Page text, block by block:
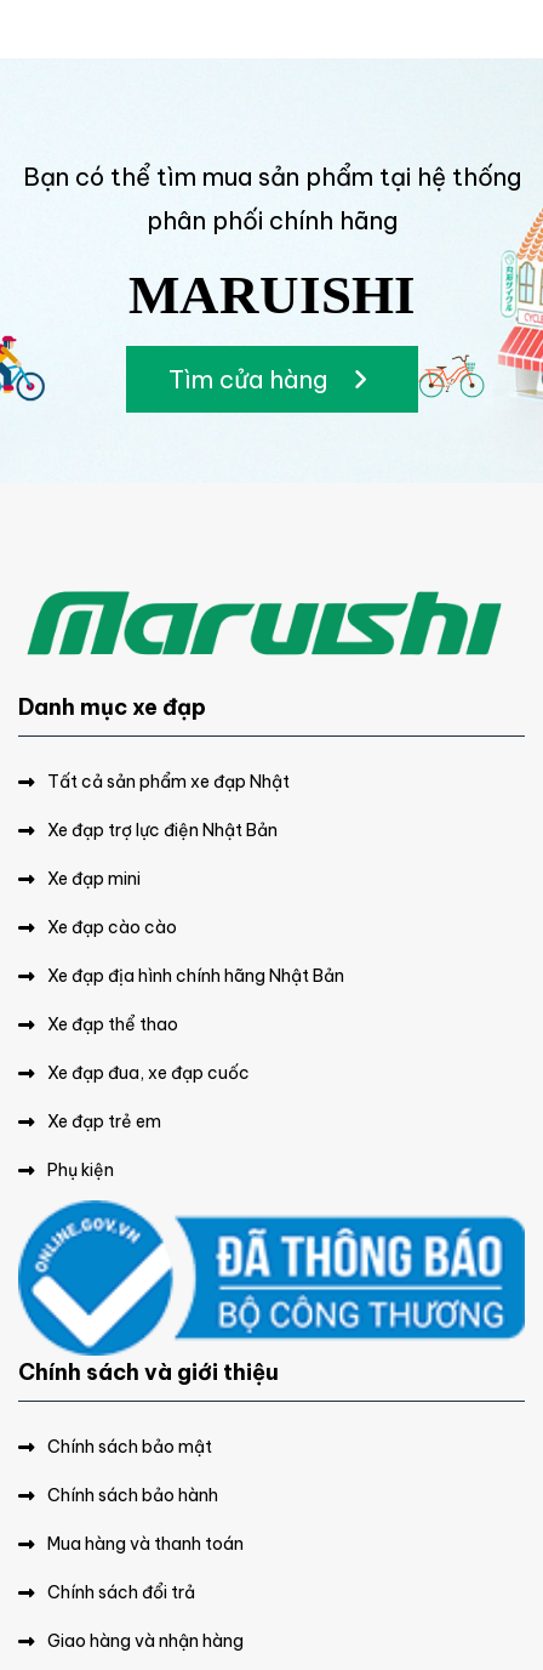
Bạn có thể tìm mua sản phẩm tại hệ thống
phân phối chính hãng
MARUISHI
Tìm cửa hàng
Danh mục xe đạp
Tất cả sản phẩm xe đạp Nhật
Xe đạp trợ lực điện Nhật Bản
Xe đạp mini
Xe đạp cào cào
Xe đạp địa hình chính hãng Nhật Bản
Xe đạp thể thao
Xe đạp đua, xe đạp cuốc
Xe đạp trẻ em
Phụ kiện
Chính sách và giới thiệu
Chính sách bảo mật
Chính sách bảo hành
Mua hàng và thanh toán
Chính sách đổi trả
Giao hàng và nhận hàng